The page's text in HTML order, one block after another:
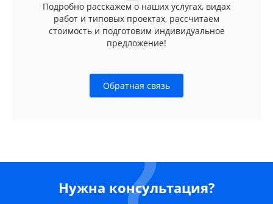
Подробно расскажем о наших услугах, видах
работ и типовых проектах, рассчитаем
стоимость и подготовим индивидуальное
предложение!
Обратная связь
Нужна консультация?